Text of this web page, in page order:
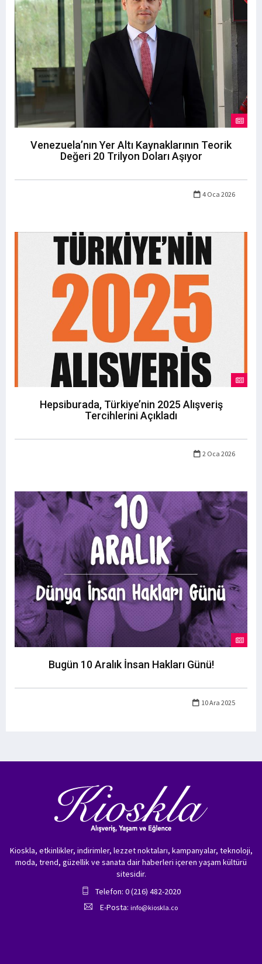
Venezuela’nın Yer Altı Kaynaklarının Teorik
Değeri 20 Trilyon Doları Aşıyor
4 Oca 2026
Hepsiburada, Türkiye’nin 2025 Alışveriş
Tercihlerini Açıkladı
2 Oca 2026
Bugün 10 Aralık İnsan Hakları Günü!
10 Ara 2025
Kioskla, etkinlikler, indirimler, lezzet noktaları, kampanyalar, teknoloji,
moda, trend, güzellik ve sanata dair haberleri içeren yaşam kültürü
sitesidir.
Telefon: 0 (216) 482-2020
E-Posta: info@kioskla.co